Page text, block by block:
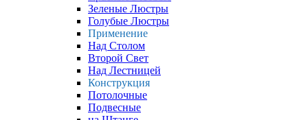
Зеленые Люстры
Голубые Люстры
Применение
Над Столом
Второй Свет
Над Лестницей
Конструкция
Потолочные
Подвесные